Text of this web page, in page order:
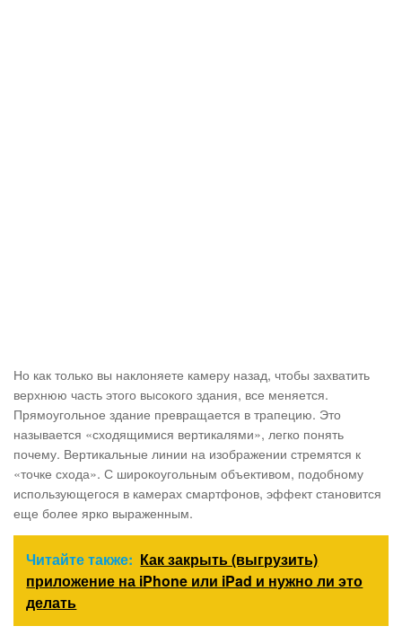
Но как только вы наклоняете камеру назад, чтобы захватить
верхнюю часть этого высокого здания, все меняется.
Прямоугольное здание превращается в трапецию. Это
называется «сходящимися вертикалями», легко понять
почему. Вертикальные линии на изображении стремятся к
«точке схода». С широкоугольным объективом, подобному
использующегося в камерах смартфонов, эффект становится
еще более ярко выраженным.
Читайте также: Как закрыть (выгрузить)
приложение на iPhone или iPad и нужно ли это
делать